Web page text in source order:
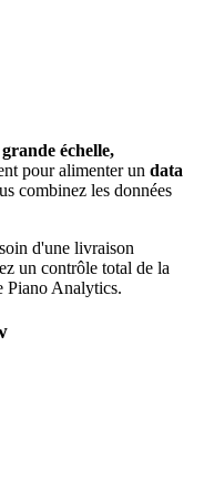
échelle,
pour alimenter un data
combinez les données
d'une livraison
un contrôle total de la
Piano Analytics.